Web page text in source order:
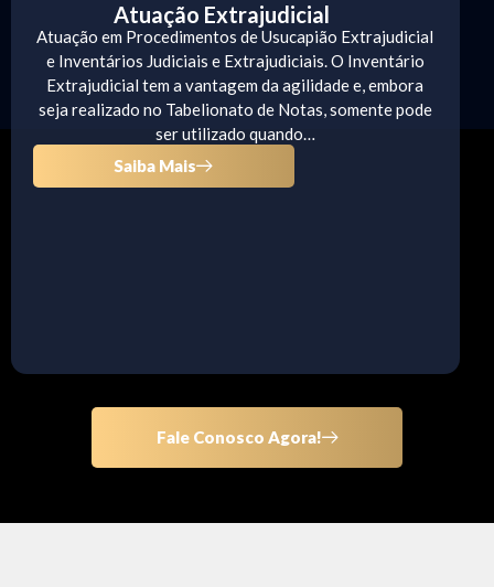
Atuação Extrajudicial
Atuação em Procedimentos de Usucapião Extrajudicial
e Inventários Judiciais e Extrajudiciais. O Inventário
Extrajudicial tem a vantagem da agilidade e, embora
seja realizado no Tabelionato de Notas, somente pode
ser utilizado quando…
Saiba Mais
Fale Conosco Agora!